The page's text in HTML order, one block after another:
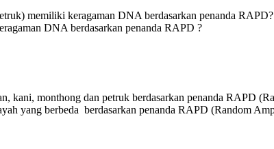
memiliki keragaman DNA berdasarkan penanda RAPD?
DNA berdasarkan penanda RAPD ?
kani, monthong dan petruk berdasarkan penanda RAPD
yang berbeda berdasarkan penanda RAPD (Random